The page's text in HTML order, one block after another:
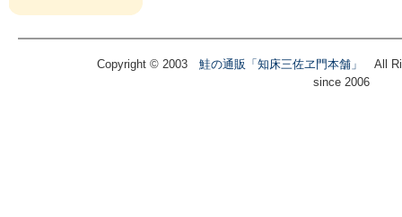
Copyright © 2003 鮭の通販「知床三佐ヱ門本舗」
All
since 2006